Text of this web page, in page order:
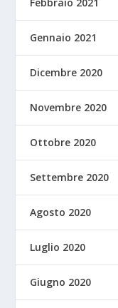
Gennaio 2021
Dicembre 2020
Novembre 2020
Ottobre 2020
Settembre 2020
Agosto 2020
Luglio 2020
Giugno 2020